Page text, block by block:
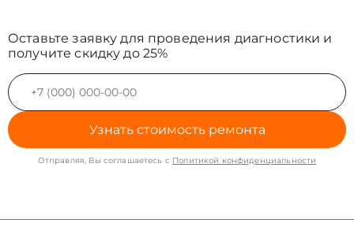
Оставьте заявку для проведения диагностики и
получите скидку до 25%
Узнать стоимость ремонта
Отправляя, Вы соглашаетесь с Политикой конфиденциальности